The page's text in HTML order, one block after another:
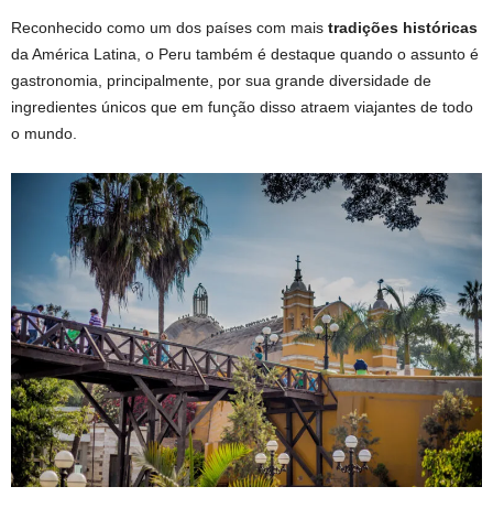
Reconhecido como um dos países com mais tradições históricas
da América Latina, o Peru também é destaque quando o assunto é
gastronomia, principalmente, por sua grande diversidade de
ingredientes únicos que em função disso atraem viajantes de todo
o mundo.